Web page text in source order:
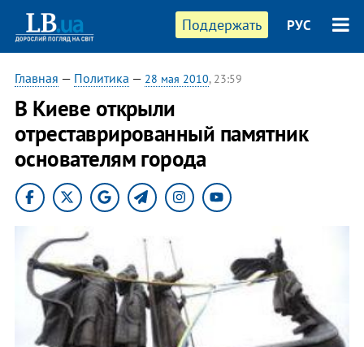
Поддержать РУС
Главная — Политика — 28 мая 2010, 23:59
В Киеве открыли
отреставрированный памятник
основателям города